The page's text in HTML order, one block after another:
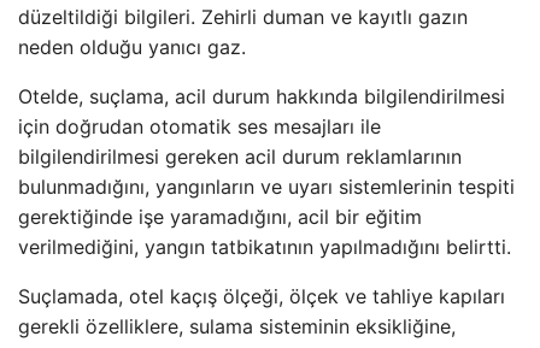
düzeltildiği bilgileri. Zehirli duman ve kayıtlı gazın
neden olduğu yanıcı gaz.
Otelde, suçlama, acil durum hakkında bilgilendirilmesi
için doğrudan otomatik ses mesajları ile
bilgilendirilmesi gereken acil durum reklamlarının
bulunmadığını, yangınların ve uyarı sistemlerinin tespiti
gerektiğinde işe yaramadığını, acil bir eğitim
verilmediğini, yangın tatbikatının yapılmadığını belirtti.
Suçlamada, otel kaçış ölçeği, ölçek ve tahliye kapıları
gerekli özelliklere, sulama sisteminin eksikliğine,